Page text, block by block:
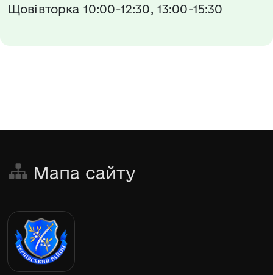
Щовівторка 10:00-12:30, 13:00-15:30
Мапа сайту